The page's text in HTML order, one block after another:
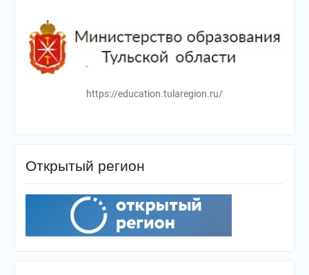
https://education.tularegion.ru/
Открытый регион